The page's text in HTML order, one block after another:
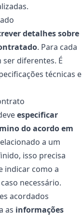
detalhes sobre
. Para cada
diferentes. É
técnicas e
especificar
do acordo em
a um
isso precisa
indicar como a
necessário.
acordados
as informações